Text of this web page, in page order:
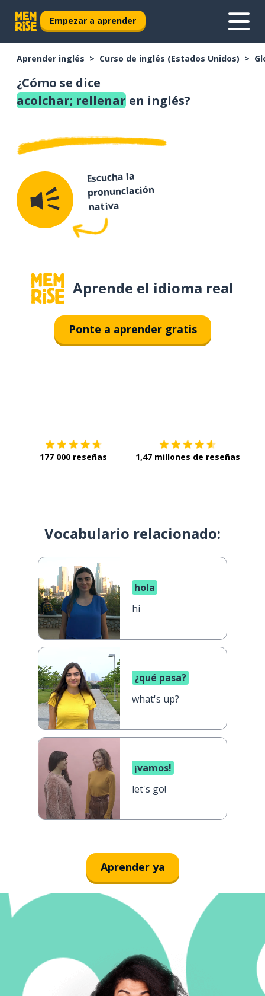
Empezar a aprender
Aprender inglés Curso de inglés (Estados Unidos)
¿Cómo se dice
acolchar; rellenar en inglés?
Escucha la
pronunciación
nativa
Aprende el idioma real
Ponte a aprender gratis
177 000 reseñas 1,47 millones de reseñas
Vocabulario relacionado:
hola
hi
¿qué pasa?
what's up?
¡vamos!
let's go!
Aprender ya